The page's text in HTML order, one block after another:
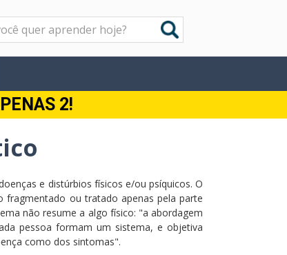
2!
e distúrbios físicos e/ou psíquicos. O
ou tratado apenas pela parte
não resume a algo físico: "a abordagem
pessoa formam um sistema, e objetiva
como dos sintomas".